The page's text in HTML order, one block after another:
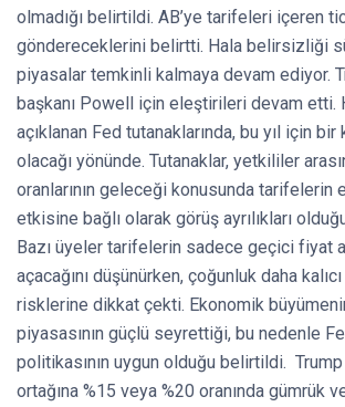
olmadığı belirtildi. AB’ye tarifeleri içeren
göndereceklerini belirtti. Hala belirsizliği
piyasalar temkinli kalmaya devam ediyor.
başkanı Powell için eleştirileri devam etti.
açıklanan Fed tutanaklarında, bu yıl için
olacağı yönünde. Tutanaklar, yetkililer
oranlarının geleceği konusunda tarifelerin
etkisine bağlı olarak görüş ayrılıkları
Bazı üyeler tarifelerin sadece geçici fiyat
açacağını düşünürken, çoğunluk daha
risklerine dikkat çekti. Ekonomik
piyasasının güçlü seyrettiği, bu nedenle
politikasının uygun olduğu belirtildi.
ortağına %15 veya %20 oranında gümrük